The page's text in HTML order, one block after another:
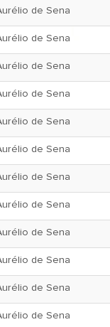
de Sena
de Sena
de Sena
de Sena
de Sena
de Sena
de Sena
de Sena
de Sena
de Sena
de Sena
de Sena